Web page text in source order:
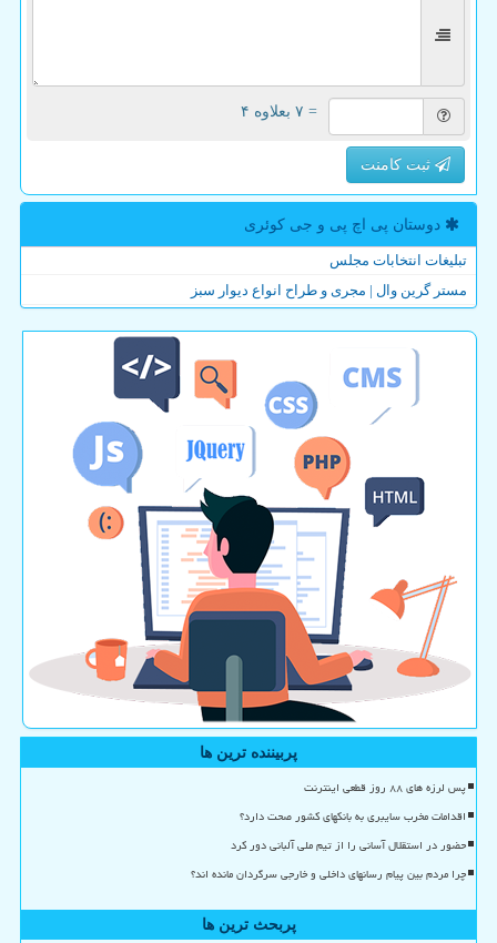
= ۷ بعلاوه ۴
ثبت کامنت
دوستان پی اچ پی و جی كوئری
تبلیغات انتخابات مجلس
مستر گرین وال | مجری و طراح انواع دیوار سبز
پربیننده ترین ها
پس لرزه های ۸۸ روز قطعی اینترنت
اقدامات مخرب سایبری به بانکهای کشور صحت دارد؟
حضور در استقلال آسانی را از تیم ملی آلبانی دور کرد
چرا مردم بین پیام رسانهای داخلی و خارجی سرگردان مانده اند؟
پربحث ترین ها